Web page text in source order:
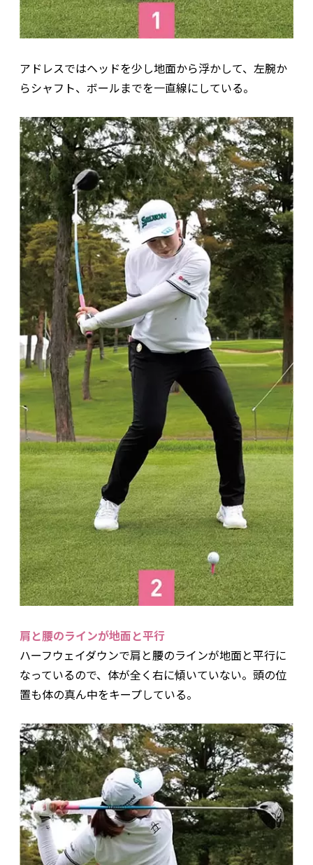
アドレスではヘッドを少し地面から浮かして、左腕か
らシャフト、ボールまでを一直線にしている。
肩と腰のラインが地面と平行
ハーフウェイダウンで肩と腰のラインが地面と平行に
なっているので、体が全く右に傾いていない。頭の位
置も体の真ん中をキープしている。